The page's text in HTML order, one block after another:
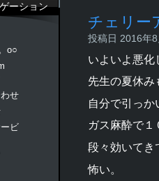
チェリー
投稿日 2016年
いよいよ悪化
先生の夏休み
自分で引っ
ガス麻酔で
段々効いてき
怖い。
ーション
o○
せ
ビ